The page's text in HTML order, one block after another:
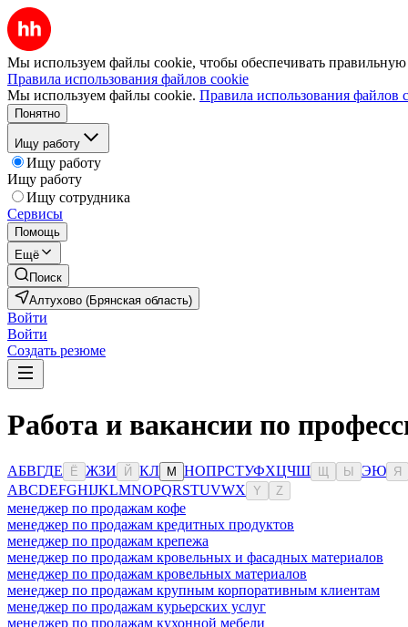
Мы используем файлы cookie, чтобы обеспечивать правильную
Правила использования файлов cookie
Мы используем файлы cookie. Правила использования файлов
Понятно
Ищу работу
Ищу работу
Ищу работу
Ищу сотрудника
Сервисы
Помощь
Ещё
Поиск
Алтухово (Брянская область)
Войти
Войти
Создать резюме
Работа и вакансии по
АБВГДЕ Ё ЖЗИ Й КЛ М НОПРСТУФХЦЧШ Ы ЭЮ Я
ABCDEFGHIJKLMNOPQRSTUVWX Y Z
менеджер по продажам кофе
менеджер по продажам кредитных продуктов
менеджер по продажам крепежа
менеджер по продажам кровельных и фасадных материалов
менеджер по продажам кровельных материалов
менеджер по продажам крупным корпоративным клиентам
менеджер по продажам курьерских услуг
менеджер по продажам кухонной мебели